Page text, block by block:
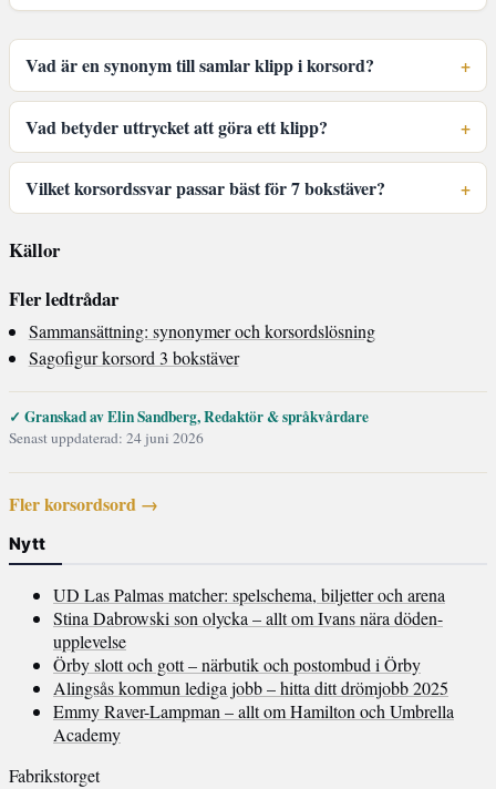
Vad är en synonym till samlar klipp i korsord?
Vad betyder uttrycket att göra ett klipp?
Vilket korsordssvar passar bäst för 7 bokstäver?
Källor
Fler ledtrådar
Sammansättning: synonymer och korsordslösning
Sagofigur korsord 3 bokstäver
✓ Granskad av Elin Sandberg, Redaktör & språkvårdare
Senast uppdaterad: 24 juni 2026
Fler korsordsord →
Nytt
UD Las Palmas matcher: spelschema, biljetter och arena
Stina Dabrowski son olycka – allt om Ivans nära döden-
upplevelse
Örby slott och gott – närbutik och postombud i Örby
Alingsås kommun lediga jobb – hitta ditt drömjobb 2025
Emmy Raver-Lampman – allt om Hamilton och Umbrella
Academy
Fabrikstorget